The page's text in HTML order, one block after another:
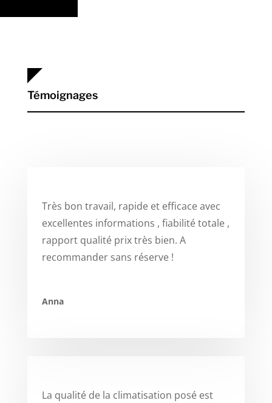
Témoignages
Très bon travail, rapide et efficace avec
excellentes informations , fiabilité totale ,
rapport qualité prix très bien. A
recommander sans réserve !
Anna
La qualité de la climatisation posé est